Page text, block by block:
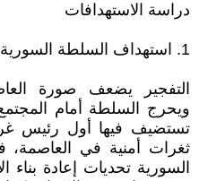
دراسة الاستهدافات
1. استهداف السلطة السورية الجديدة
التفجير يضعف صورة
ويحرج السلطة أمام
تستضيف فيها أول رئيس
ثغرات أمنية في العاصمة،
السورية تحديات إعادة بناء